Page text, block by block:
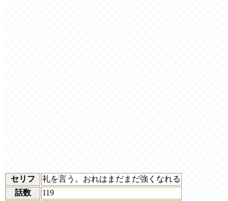
セリフ
礼を言う。おれはまだまだ強くなれる
話数
119